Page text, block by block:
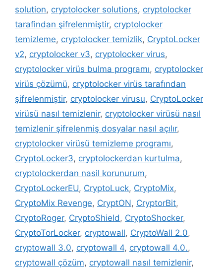
solution, cryptolocker solutions, cryptolocker
tarafindan şifrelenmiştir, cryptolocker
temizleme, cryptolocker temizlik, CryptoLocker
v2, cryptolocker v3, cryptolocker virus,
cryptolocker virüs bulma programı, cryptolocker
virüs çözümü, cryptolocker virüs tarafından
şifrelenmiştir, cryptolocker virusu, CryptoLocker
virüsü nasıl temizlenir, cryptolocker virüsü nasıl
temizlenir şifrelenmiş dosyalar nasıl açılır,
cryptolocker virüsü temizleme programı,
CryptoLocker3, cryptolockerdan kurtulma,
cryptolockerdan nasil korunurum,
CryptoLockerEU, CryptoLuck, CryptoMix,
CryptoMix Revenge, CryptON, CryptorBit,
CryptoRoger, CryptoShield, CryptoShocker,
CryptoTorLocker, cryptowall, CryptoWall 2.0,
cryptowall 3.0, cryptowall 4, cryptowall 4.0.,
cryptowall çözüm, cryptowall nasıl temizlenir,